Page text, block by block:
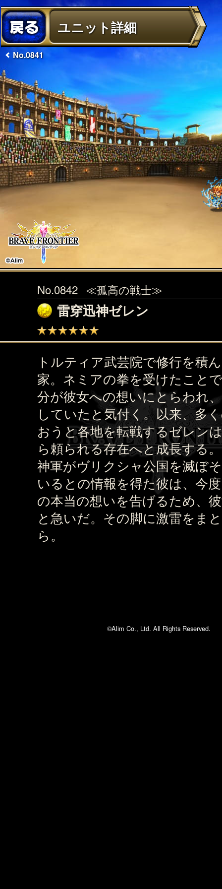
ユニット詳細
No.0841
No.0842 ≪孤高の戦士≫
雷穿迅神ゼレン
トルティア武芸院で修行を積
家。ネミアの拳を受けたこと
分が彼女への想いにとらわれ
していたと気付く。以来、多
おうと各地を転戦するゼレン
ら頼られる存在へと成長する
神軍がヴリクシャ公国を滅ぼ
いるとの情報を得た彼は、今
の本当の想いを告げるため、
と急いだ。その脚に激雷をま
ら。
©Alim Co., Ltd. All Rights Reserved.